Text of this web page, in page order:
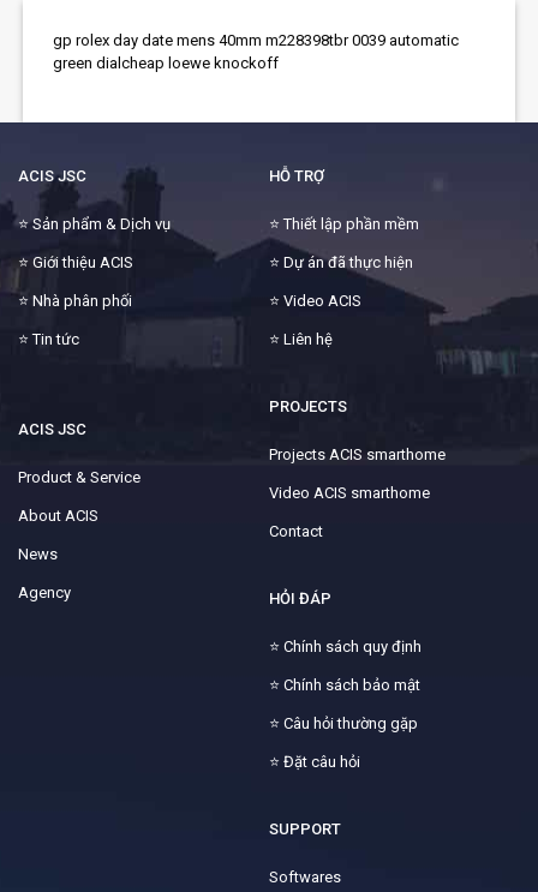
gp rolex day date mens 40mm m228398tbr 0039 automatic
green dialcheap loewe knockoff
ACIS JSC
⭐Sản phẩm & Dịch vụ
⭐ Giới thiệu ACIS
⭐ Nhà phân phối
⭐Tin tức
ACIS JSC
Product & Service
About ACIS
News
Agency
HỖ TRỢ
⭐Thiết lập phần mềm
⭐ Dự án đã thực hiện
⭐ Video ACIS
⭐ Liên hệ
PROJECTS
Projects ACIS smarthome
Video ACIS smarthome
Contact
HỎI ĐÁP
⭐ Chính sách quy định
⭐ Chính sách bảo mật
⭐ Câu hỏi thường gặp
⭐ Đặt câu hỏi
SUPPORT
Softwares